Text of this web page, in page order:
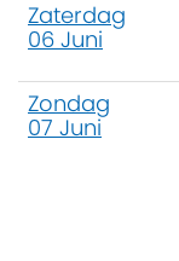
Zaterdag
06 Juni
Zondag
07 Juni